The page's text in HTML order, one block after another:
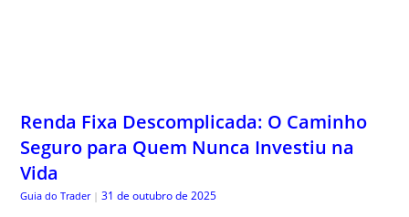
Renda Fixa Descomplicada: O Caminho
Seguro para Quem Nunca Investiu na
Vida
Guia do Trader | 31 de outubro de 2025